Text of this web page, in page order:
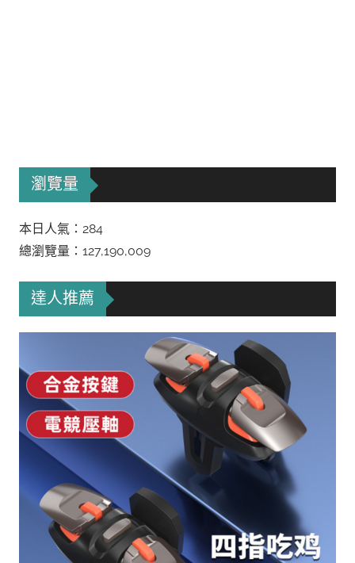
瀏覽量
本日人氣：284
總瀏覽量：127,190,009
達人推薦